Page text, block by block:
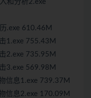
和分析2.exe
.exe 610.46M
1.exe 755.43M
2.exe 735.95M
3.exe 569.98M
信息1.exe 739.37M
信息2.exe 170.09M